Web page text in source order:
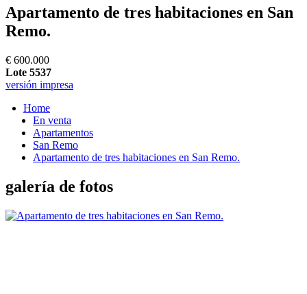
Apartamento de tres habitaciones en San
Remo.
€ 600.000
Lote 5537
versión impresa
Home
En venta
Apartamentos
San Remo
Apartamento de tres habitaciones en San Remo.
galería de fotos